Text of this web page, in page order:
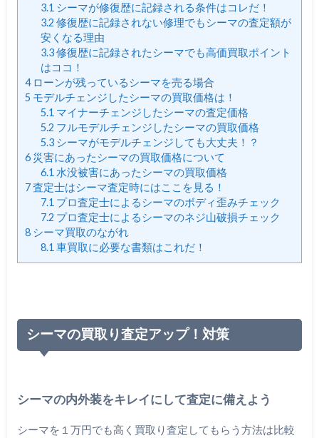
3.1 シーマが修復歴に記録される条件はコレだ！
3.2 修復歴に記録されない修理でもシーマの査定額が
安くなる理由
3.3修復歴に記録されたシーマでも高価買取ポイント
はココ！
4ローンが残っているシーマを売る場合
5 モデルチェンジしたシーマの買取価格は！
5.1 マイナーチェンジしたシーマの査定価格
5.2 フルモデルチェンジしたシーマの買取価格
5.3シーマがモデルチェンジしても大丈夫！？
6災害にあったシーマの買取価格について
6.1 水没被害にあったシーマの買取価格
7査定士はシーマ査定時にはここを見る！
7.1 プロ査定士によるシーマのボディ歪みチェック
7.2 プロ査定士によるシーマのネジ山破損チェック
8シーマ買取のながれ
8.1 車買取に必要な書類はこれだ！
シーマの買取り査定アップ！対策
シーマの内外装をキレイにして査定に備えよう
シーマを１万円でも高く買取り査定してもらう方法は比較